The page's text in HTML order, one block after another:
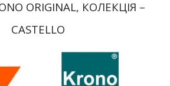
ORIGINAL, КОЛЕКЦІЯ –
CASTELLO